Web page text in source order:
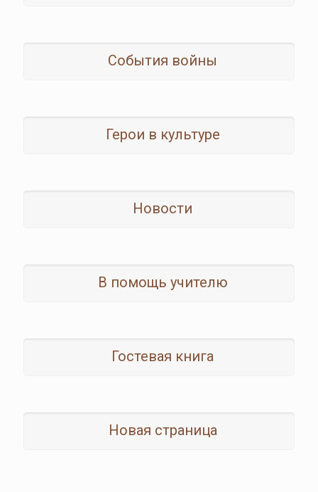
События войны
Герои в культуре
Новости
В помощь учителю
Гостевая книга
Новая страница